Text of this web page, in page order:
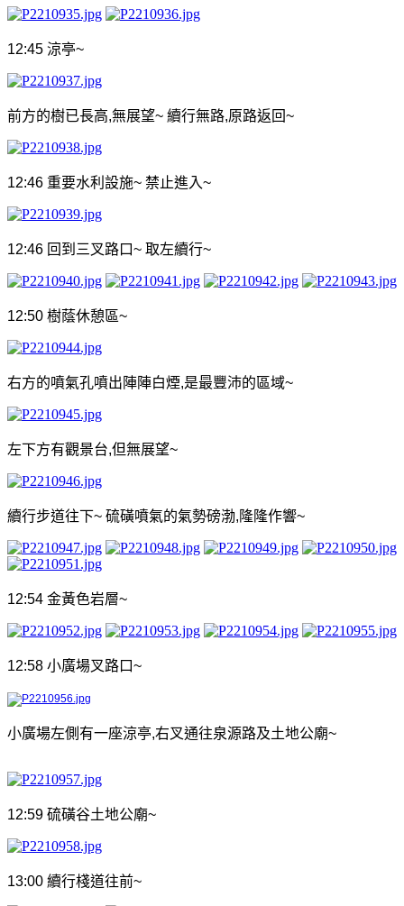
12:45 涼亭~
前方的樹已長高,無展望~ 續行無路,原路返回~
12:46 重要水利設施~ 禁止進入~
12:46 回到三叉路口~ 取左續行~
12:50 樹蔭休憩區~
右方的噴氣孔噴出陣陣白煙,是最豐沛的區域~
左下方有觀景台,但無展望~
續行步道往下~ 硫磺噴氣的氣勢磅渤, 隆隆作響~
12:54 金黃色岩層~
12:58 小廣場叉路口~
小廣場左側有一座涼亭,右叉通往泉源路及土地公廟~
12:59 硫磺谷土地公廟~
13:00 續行棧道往前~